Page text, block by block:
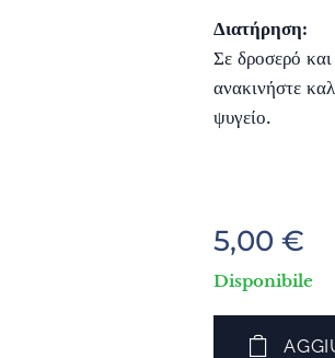
Διατήρηση:
Σε δροσερό
ανακινήστε
ψυγείο.
5,00 €
Disponibile